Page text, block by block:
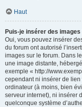
Haut
Puis-je insérer des images
Oui, vous pouvez insérer
du forum ont autorisé
images sur le forum. Dans
une image distante,
exemple « http://
cependant ni insérer de
ordinateur (à moins, bien
serveur internet), ni insérer
quelconque système